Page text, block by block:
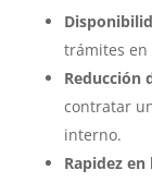
trámites en
Reducción
contratar
interno.
Rapidez